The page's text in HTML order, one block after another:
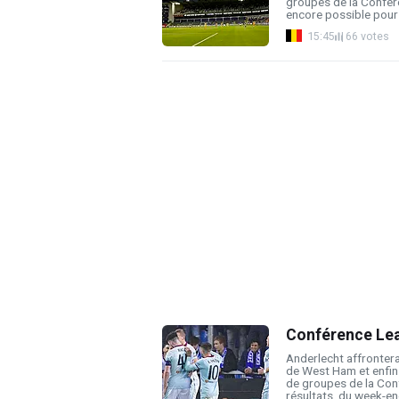
encore possible pour
15:45 66 votes
Conférence
Anderlecht
de West Ham et
de groupes de la
résultats, du week-